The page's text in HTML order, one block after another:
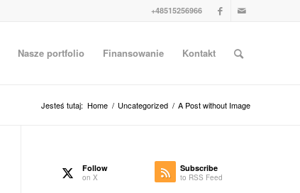
+48515256966
Nasze portfolio Finansowanie Kontakt
Jesteś tutaj: Home / Uncategorized / A Post without Image
Follow
on X
Subscribe
to RSS Feed